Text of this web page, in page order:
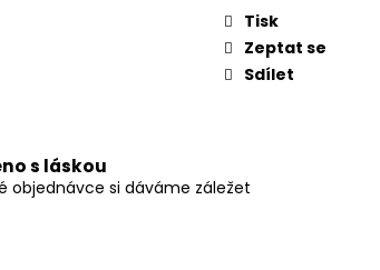
Tisk
Zeptat se
Sdílet
s láskou
objednávce si dáváme záležet